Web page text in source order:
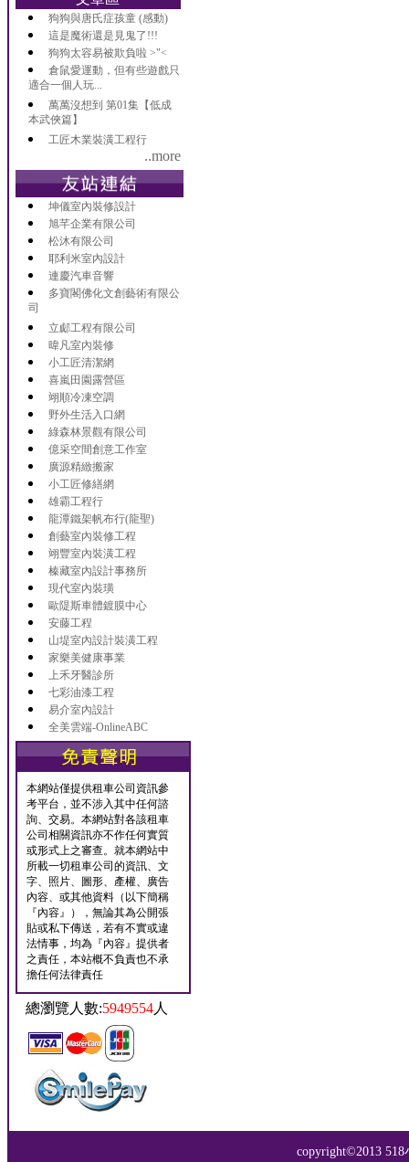
狗狗與唐氏症孩童 (感動)
這是魔術還是見鬼了!!!
狗狗太容易被欺負啦 >"<
倉鼠愛運動，但有些遊戲只
適合一個人玩...
萬萬沒想到 第01集【低成
本武俠篇】
工匠木業裝潢工程行
..more
坤儀室內裝修設計
旭芊企業有限公司
松沐有限公司
耶利米室內設計
連慶汽車音響
多寶閣佛化文創藝術有限公
司
立郕工程有限公司
暐凡室內裝修
小工匠清潔網
喜嵐田園露營區
翊順冷凍空調
野外生活入口網
綠森林景觀有限公司
億采空間創意工作室
廣源精緻搬家
小工匠修繕網
雄霸工程行
龍潭鐵架帆布行(龍聖)
創藝室內裝修工程
翊豐室內裝潢工程
榛藏室內設計事務所
現代室內裝璜
歐隄斯車體鍍膜中心
安藤工程
山堤室內設計裝潢工程
家樂美健康事業
上禾牙醫診所
七彩油漆工程
易介室內設計
全美雲端-OnlineABC
本網站僅提供租車公司資訊參
考平台，並不涉入其中任何諮
詢、交易。本網站對各該租車
公司相關資訊亦不作任何實質
或形式上之審查。就本網站中
所載一切租車公司的資訊、文
字、照片、圖形、產權、廣告
內容、或其他資料（以下簡稱
『內容』），無論其為公開張
貼或私下傳送，若有不實或違
法情事，均為『內容』提供者
之責任，本站概不負責也不承
擔任何法律責任
總瀏覽人數:5949554人
copyright©2013